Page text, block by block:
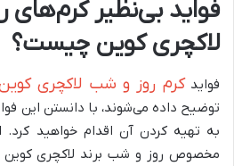
فواید بی‌نظیر کرم‌های
لاکچری کوین چیست؟
فوایدکرم روز و شب لاکچری
توضیح داده می‌شوند، با دانستن این
به تهیه کردن آن اقدام خواهید کرد.
مخصوص روز و شب برند لاکچری کوین